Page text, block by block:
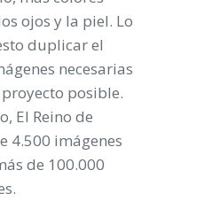
ojos y la piel. Lo
duplicar el
necesarias
posible.
El Reino de
4.500 imágenes
de 100.000